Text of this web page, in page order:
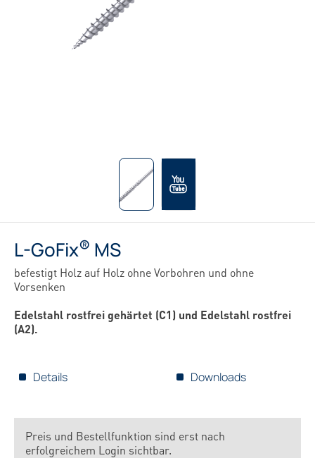
L-GoFix® MS
befestigt Holz auf Holz ohne Vorbohren und ohne
Vorsenken
Edelstahl rostfrei gehärtet (C1) und Edelstahl rostfrei
(A2).
Details Downloads
Preis und Bestellfunktion sind erst nach
erfolgreichem Login sichtbar.